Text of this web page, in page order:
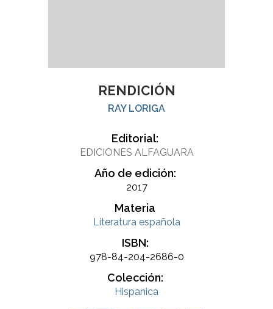
RENDICIÓN
RAY LORIGA
Editorial:
EDICIONES ALFAGUARA
Año de edición:
2017
Materia
Literatura española
ISBN:
978-84-204-2686-0
Colección:
Hispanica